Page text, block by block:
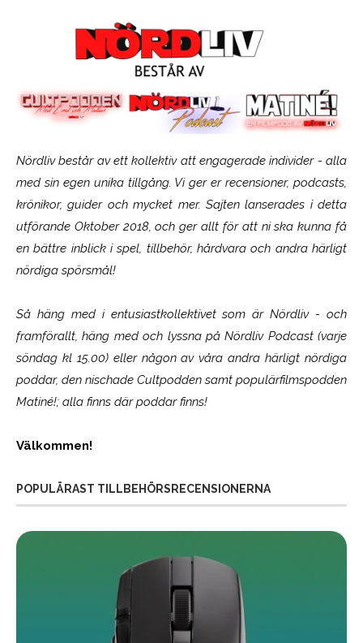
Nördliv består av ett kollektiv att engagerade individer - alla
med sin egen unika tillgång. Vi ger er recensioner, podcasts,
krönikor, guider och mycket mer. Sajten lanserades i detta
utförande Oktober 2018, och ger allt för att ni ska kunna få
en bättre inblick i spel, tillbehör, hårdvara och andra härligt
nördiga spörsmål!
Så häng med i entusiastkollektivet som ärNördliv- och
framförallt, häng med och lyssna på Nördliv Podcast (varje
söndag kl 15.00) eller någon av våra andra härligt nördiga
poddar, den nischade Cultpodden samt populärfilmspodden
Matiné!; alla finns där poddar finns!
Välkommen!
POPULÄRAST TILLBEHÖRSRECENSIONERNA